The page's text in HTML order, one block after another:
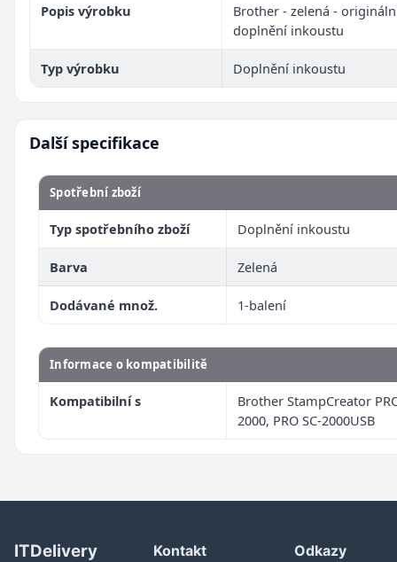
Popis výrobku
Brother - zelená -
doplnění inkoustu
Typ výrobku Doplnění inkoustu
Další specifikace
Spotřební zboží
Typ spotřebního zboží Doplnění inkoustu
Barva Zelená
Dodávané množ. 1-balení
Informace o kompatibilitě
Kompatibilní s
Brother StampCreator
2000, PRO SC-2000USB
ITDelivery
Kontakt
Odkazy